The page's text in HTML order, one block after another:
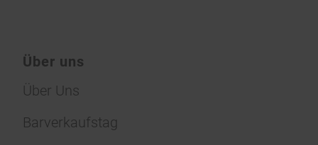
Über uns
Über Uns
Barverkaufstag